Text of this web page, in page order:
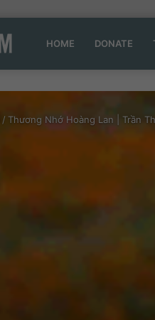
HOME DONATE
/ Thương Nhớ Hoàng Lan | Trần